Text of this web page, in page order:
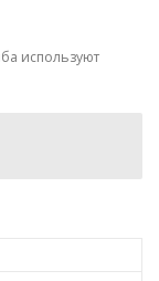
используют